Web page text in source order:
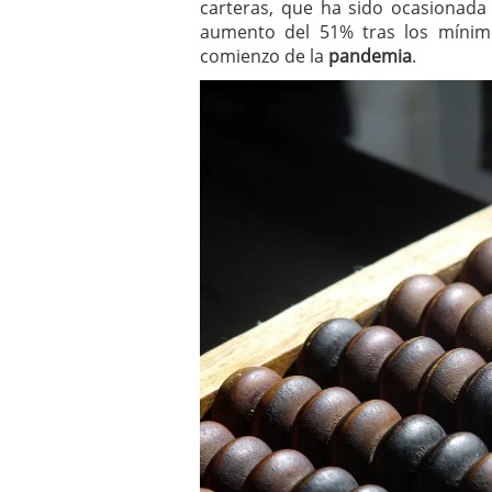
Los fondos de
no se detiene febrero 8,
Los fondos de
de 450.889 millones de
carteras, que ha sido
aumento del 51% tras los
comienzo de la pandemia.